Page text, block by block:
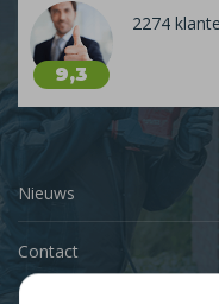
9,3
2274
Nieuws
Contact